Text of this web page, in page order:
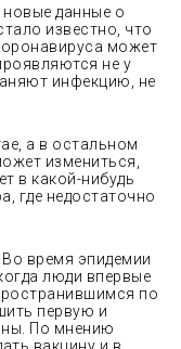
данные о
известно, что
может
не у
инфекцию, не
а в остальном
измениться,
в какой-нибудь
где недостаточно
время эпидемии
люди впервые
по
первую и
По мнению
вакцину и в